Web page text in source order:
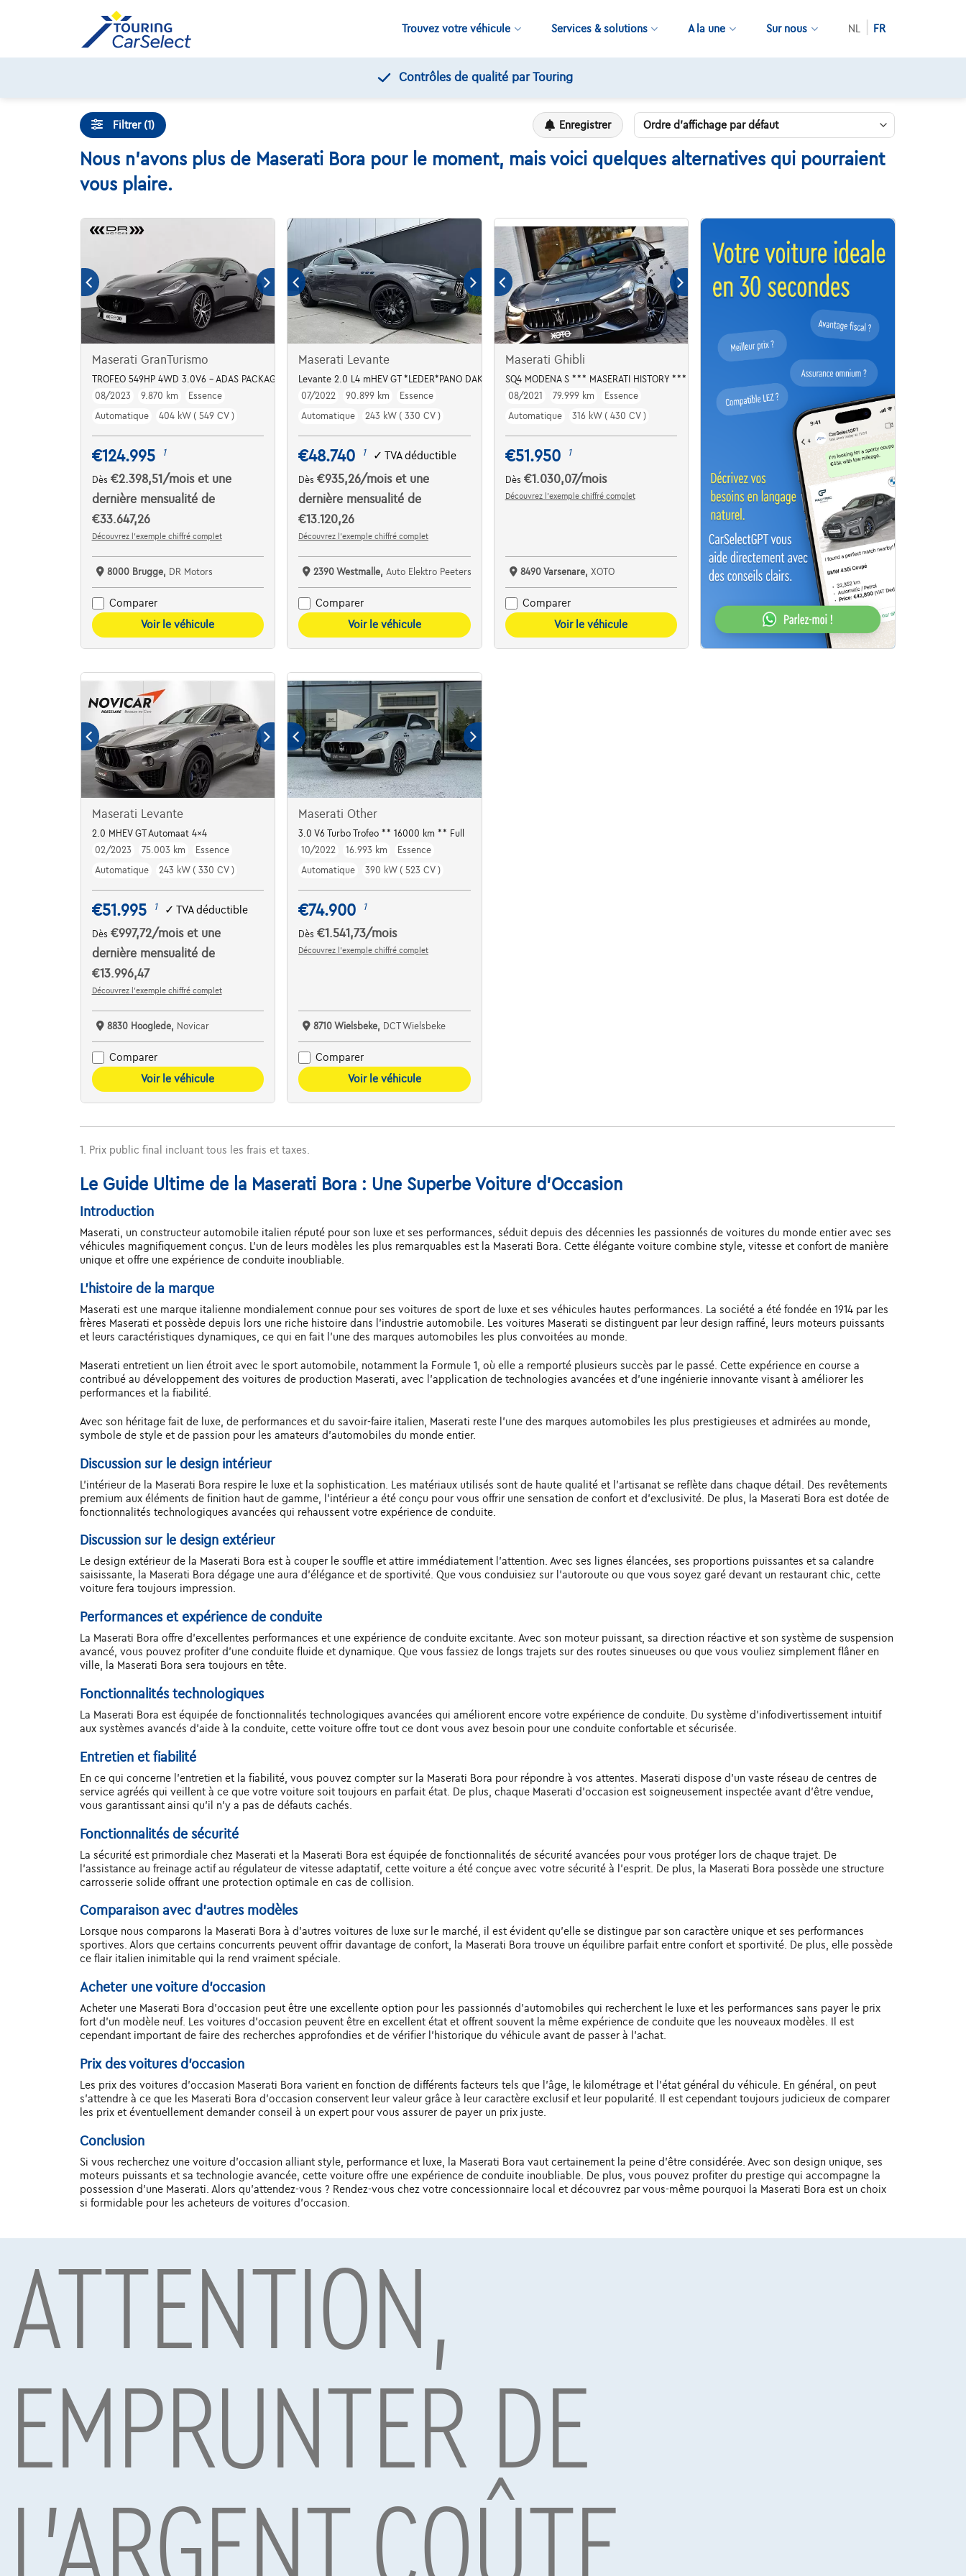
Trouvez votre véhicule Services & solutions A la une Sur nous NL FR
Contrôles de qualité par Touring
Filtrer (1) Enregistrer
Nous n'avons plus de Maserati Bora pour le moment, mais voici quelques alternatives qui pourraient
vous plaire.
Maserati GranTurismo
TROFEO 549HP 4WD 3.0V6 - ADAS PACKAGE LEVEL 2 - FA
08/2023
9.870 km
Essence
Automatique
404 kW ( 549 CV )
€124.995 1
Dès €2.398,51 /mois et une
dernière mensualité de
€33.647,26
Découvrez l’exemple chiffré complet
8000 Brugge, DR Motors
Comparer
Voir le véhicule
Maserati Levante
Levante 2.0 L4 mHEV GT *LEDER*PANO DAK*MEMORY*LUCHTVERING*
07/2022
90.899 km
Essence
Automatique
243 kW ( 330 CV )
€48.740 1 ✓TVA déductible
Dès€935,26/moiset une
dernière mensualité de
€13.120,26
Découvrez l’exemple chiffré complet
2390 Westmalle, Auto Elektro Peeters
Comparer
Voir le véhicule
Maserati Ghibli
SQ4 MODENA S *** MASERATI HISTORY ***
08/2021
79.999 km
Essence
Automatique
316 kW ( 430 CV )
€51.950 1
Dès €1.030,07/mois
Découvrez l’exemple chiffré complet
8490 Varsenare, XOTO
Comparer
Voir le véhicule
Maserati Levante
2.0 MHEV GT Automaat 4x4
02/2023
75.003 km
Essence
Automatique
243 kW ( 330 CV )
€51.995 1 ✓ TVA déductible
Dès €997,72/mois et une
dernière mensualité de
€13.996,47
Découvrez l’exemple chiffré complet
8830 Hooglede, Novicar
Comparer
Voir le véhicule
Maserati Other
3.0 V6 Turbo Trofeo ** 16000 km ** Full
10/2022
16.993 km
Essence
Automatique
390 kW ( 523 CV )
€74.900 1
Dès€1.541,73/mois
Découvrez l’exemple chiffré complet
8710 Wielsbeke, DCT Wielsbeke
Comparer
Voir le véhicule
1. Prix public final incluant tous les frais et taxes.
Le Guide Ultime de la Maserati Bora : Une Superbe Voiture d'Occasion
Introduction
Maserati, un constructeur automobile italien réputé pour son luxe et ses performances, séduit depuis des décennies les passionnés de voitures du monde entier avec ses
véhicules magnifiquement conçus. L'un de leurs modèles les plus remarquables est la Maserati Bora. Cette élégante voiture combine style, vitesse et confort de manière
unique et offre une expérience de conduite inoubliable.
L'histoire de la marque
Maserati est une marque italienne mondialement connue pour ses voitures de sport de luxe et ses véhicules hautes performances. La société a été fondée en 1914 par les
frères Maserati et possède depuis lors une riche histoire dans l'industrie automobile. Les voitures Maserati se distinguent par leur design raffiné, leurs moteurs puissants
et leurs caractéristiques dynamiques, ce qui en fait l'une des marques automobiles les plus convoitées au monde.
Maserati entretient un lien étroit avec le sport automobile, notamment la Formule 1, où elle a remporté plusieurs succès par le passé. Cette expérience en course a
contribué au développement des voitures de production Maserati, avec l'application de technologies avancées et d'une ingénierie innovante visant à améliorer les
performances et la fiabilité.
Avec son héritage fait de luxe, de performances et du savoir-faire italien, Maserati reste l'une des marques automobiles les plus prestigieuses et admirées au monde,
symbole de style et de passion pour les amateurs d'automobiles du monde entier.
Discussion sur le design intérieur
L'intérieur de la Maserati Bora respire le luxe et la sophistication. Les matériaux utilisés sont de haute qualité et l'artisanat se reflète dans chaque détail. Des revêtements
premium aux éléments de finition haut de gamme, l'intérieur a été conçu pour vous offrir une sensation de confort et d'exclusivité. De plus, la Maserati Bora est dotée de
fonctionnalités technologiques avancées qui rehaussent votre expérience de conduite.
Discussion sur le design extérieur
Le design extérieur de la Maserati Bora est à couper le souffle et attire immédiatement l'attention. Avec ses lignes élancées, ses proportions puissantes et sa calandre
saisissante, la Maserati Bora dégage une aura d'élégance et de sportivité. Que vous conduisiez sur l'autoroute ou que vous soyez garé devant un restaurant chic, cette
voiture fera toujours impression.
Performances et expérience de conduite
La Maserati Bora offre d'excellentes performances et une expérience de conduite excitante. Avec son moteur puissant, sa direction réactive et son système de suspension
avancé, vous pouvez profiter d'une conduite fluide et dynamique. Que vous fassiez de longs trajets sur des routes sinueuses ou que vous vouliez simplement flâner en
ville, la Maserati Bora sera toujours en tête.
Fonctionnalités technologiques
La Maserati Bora est équipée de fonctionnalités technologiques avancées qui améliorent encore votre expérience de conduite. Du système d'infodivertissement intuitif
aux systèmes avancés d'aide à la conduite, cette voiture offre tout ce dont vous avez besoin pour une conduite confortable et sécurisée.
Entretien et fiabilité
En ce qui concerne l'entretien et la fiabilité, vous pouvez compter sur la Maserati Bora pour répondre à vos attentes. Maserati dispose d'un vaste réseau de centres de
service agréés qui veillent à ce que votre voiture soit toujours en parfait état. De plus, chaque Maserati d'occasion est soigneusement inspectée avant d'être vendue,
vous garantissant ainsi qu'il n'y a pas de défauts cachés.
Fonctionnalités de sécurité
La sécurité est primordiale chez Maserati et la Maserati Bora est équipée de fonctionnalités de sécurité avancées pour vous protéger lors de chaque trajet. De
l'assistance au freinage actif au régulateur de vitesse adaptatif, cette voiture a été conçue avec votre sécurité à l'esprit. De plus, la Maserati Bora possède une structure
carrosserie solide offrant une protection optimale en cas de collision.
Comparaison avec d'autres modèles
Lorsque nous comparons la Maserati Bora à d'autres voitures de luxe sur le marché, il est évident qu'elle se distingue par son caractère unique et ses performances
sportives. Alors que certains concurrents peuvent offrir davantage de confort, la Maserati Bora trouve un équilibre parfait entre confort et sportivité. De plus, elle possède
ce flair italien inimitable qui la rend vraiment spéciale.
Acheter une voiture d'occasion
Acheter une Maserati Bora d'occasion peut être une excellente option pour les passionnés d'automobiles qui recherchent le luxe et les performances sans payer le prix
fort d'un modèle neuf. Les voitures d'occasion peuvent être en excellent état et offrent souvent la même expérience de conduite que les nouveaux modèles. Il est
cependant important de faire des recherches approfondies et de vérifier l'historique du véhicule avant de passer à l'achat.
Prix des voitures d'occasion
Les prix des voitures d'occasion Maserati Bora varient en fonction de différents facteurs tels que l'âge, le kilométrage et l'état général du véhicule. En général, on peut
s'attendre à ce que les Maserati Bora d'occasion conservent leur valeur grâce à leur caractère exclusif et leur popularité. Il est cependant toujours judicieux de comparer
les prix et éventuellement demander conseil à un expert pour vous assurer de payer un prix juste.
Conclusion
Si vous recherchez une voiture d'occasion alliant style, performance et luxe, la Maserati Bora vaut certainement la peine d'être considérée. Avec son design unique, ses
moteurs puissants et sa technologie avancée, cette voiture offre une expérience de conduite inoubliable. De plus, vous pouvez profiter du prestige qui accompagne la
possession d'une Maserati. Alors qu'attendez-vous ? Rendez-vous chez votre concessionnaire local et découvrez par vous-même pourquoi la Maserati Bora est un choix
si formidable pour les acheteurs de voitures d'occasion.
Sous réserve d’acceptation de votre demande de crédit par Alpha Credit s.a., prêteur, Montagne du Parc 8/3, 1000 Bruxelles, TVA BE 0445.781.316, RPM Bruxelles. Adverteerder: TCS
Mobility S.A., agent in bijkomstige hoedanigheid, Boulevard Albert II 4, B12, 1000 Brussel, BTW BE 1003.765.106, BE93 0019 6639 0767, RPM Brussel.
Voitures les plus populaires
Maserati Other
16.993 km | 10/2022
€74.900 1
75.003 km
€51.995 €124.995
ATTENTION,
EMPRUNTER DE